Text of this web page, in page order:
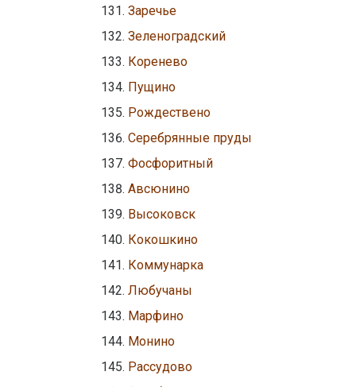
Заречье
Зеленоградский
Коренево
Пущино
Рождествено
Серебрянные пруды
Фосфоритный
Авсюнино
Высоковск
Кокошкино
Коммунарка
Любучаны
Марфино
Монино
Рассудово